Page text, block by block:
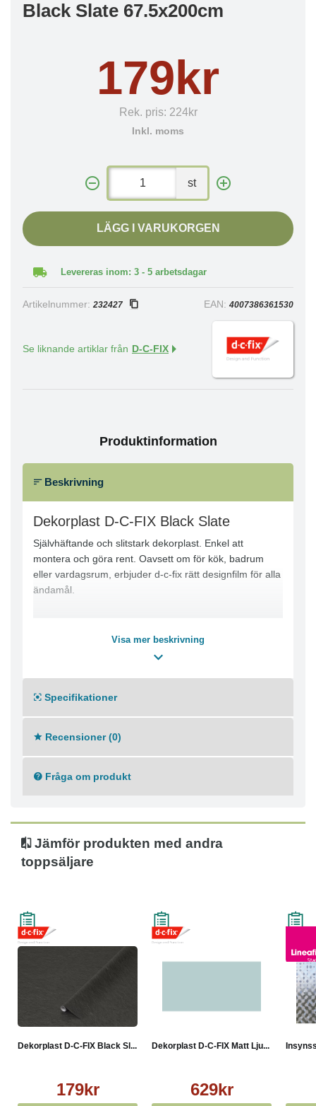
Black Slate 67.5x200cm
179kr
Rek. pris: 224kr
Inkl. moms
st
LÄGG I VARUKORGEN
Levereras inom: 3 - 5 arbetsdagar
Artikelnummer: 232427 EAN: 4007386361530
Se liknande artiklar från D-C-FIX
Produktinformation
Beskrivning
Dekorplast D-C-FIX Black Slate
Självhäftande och slitstark dekorplast. Enkel att
montera och göra rent. Oavsett om för kök, badrum
eller vardagsrum, erbjuder d-c-fix rätt designfilm för alla
ändamål.
Visa mer beskrivning
Specifikationer
Recensioner (0)
Fråga om produkt
Jämför produkten med andra
toppsäljare
Dekorplast D-C-FIX Black Sl...
179kr
Dekorplast D-C-FIX Matt Lju...
629kr